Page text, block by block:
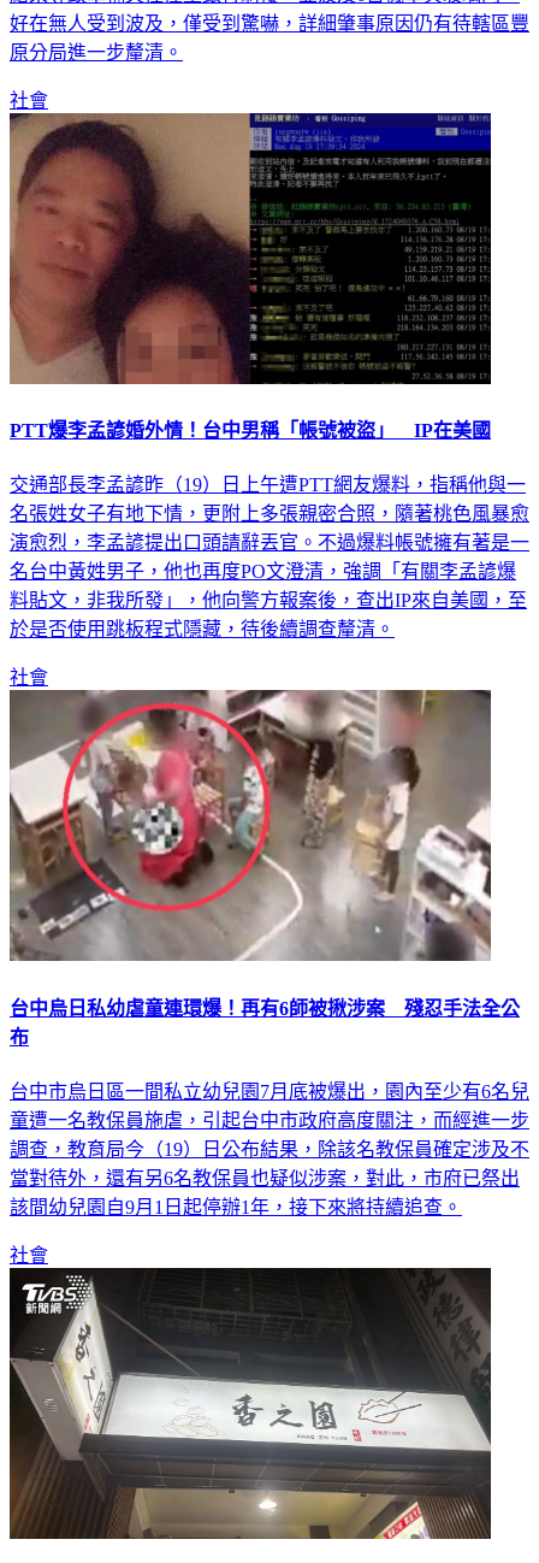
好在無人受到波及，僅受到驚嚇，詳細肇事原因仍有待轄區豐
原分局進一步釐清。
社會
PTT爆李孟諺婚外情！台中男稱「帳號被盜」 IP在美國
交通部長李孟諺昨（19）日上午遭PTT網友爆料，指稱他與一
名張姓女子有地下情，更附上多張親密合照，隨著桃色風暴愈
演愈烈，李孟諺提出口頭請辭丟官。不過爆料帳號擁有著是一
名台中黃姓男子，他也再度PO文澄清，強調「有關李孟諺爆
料貼文，非我所發」，他向警方報案後，查出IP來自美國，至
於是否使用跳板程式隱藏，待後續調查釐清。
社會
台中烏日私幼虐童連環爆！再有6師被揪涉案 殘忍手法全公
布
台中市烏日區一間私立幼兒園7月底被爆出，園內至少有6名兒
童遭一名教保員施虐，引起台中市政府高度關注，而經進一步
調查，教育局今（19）日公布結果，除該名教保員確定涉及不
當對待外，還有另6名教保員也疑似涉案，對此，市府已祭出
該間幼兒園自9月1日起停辦1年，接下來將持續追查。
社會